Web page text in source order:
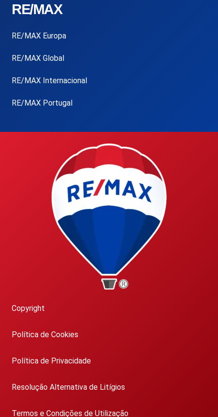
RE/MAX
RE/MAX Europa
RE/MAX Global
RE/MAX Internacional
RE/MAX Portugal
Copyright
Política de Cookies
Política de Privacidade
Resolução Alternativa de Litígios
Termos e Condições de Utilização